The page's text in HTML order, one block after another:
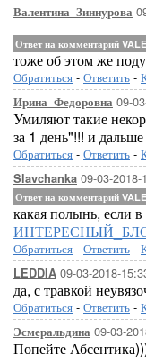
Валентина_Зиннурова
Ответ на комментарий
тоже об этом же
Обратиться - Ответить -
Ирина_Федоровна 09-
Умиляют такие
за 1 день"!!! и
Обратиться - Ответить -
Slavchanka 09-03-2018-
Ответ на комментарий
какая полынь, если
Обратиться - Ответить -
LEDDIA 09-03-2018-
да, с травкой
Обратиться - Ответить -
Эсмеральдина 09-03-
Попейте